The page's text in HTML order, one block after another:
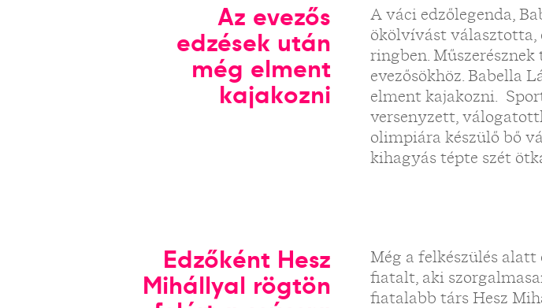
Az evezős
edzések után
még elment
kajakozni
A váci edzőlegenda,
ökölvívást választotta,
ringben.
evezősökhöz. Babella
elment kajakozni.
versenyzett,
olimpiára készülő bő
kihagyás tépte szét
Edzőként Hesz
Mihállyal rögtön
Még a felkészülés
fiatalt, aki
fiatalabb társ Hesz